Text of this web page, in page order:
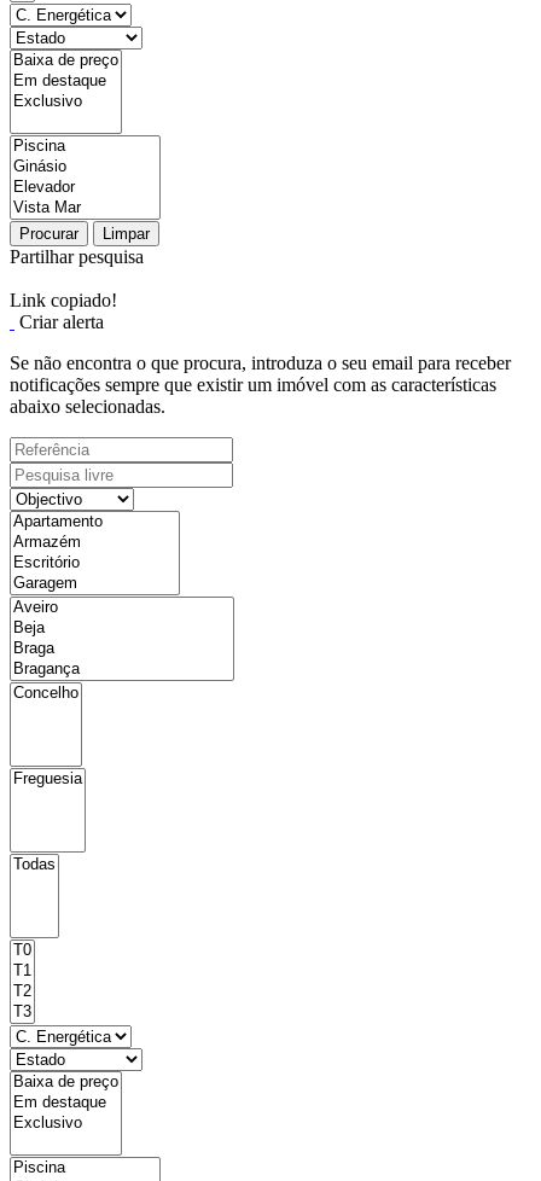
Procurar Limpar
Partilhar pesquisa
Link copiado!
Criar alerta
Se não encontra o que procura, introduza o seu email para receber
notificações sempre que existir um imóvel com as características
abaixo selecionadas.